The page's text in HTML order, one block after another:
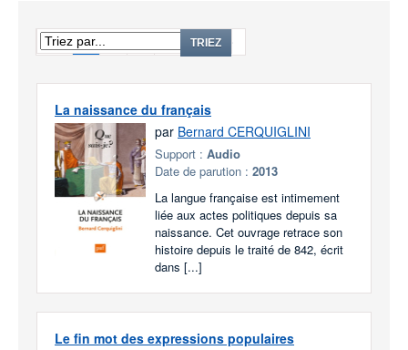
1 6
TRIEZ
La naissance du français
par Bernard CERQUIGLINI
Support : Audio
Date de parution : 2013
La langue française est intimement
liée aux actes politiques depuis sa
naissance. Cet ouvrage retrace son
histoire depuis le traité de 842, écrit
dans [...]
Le fin mot des expressions populaires